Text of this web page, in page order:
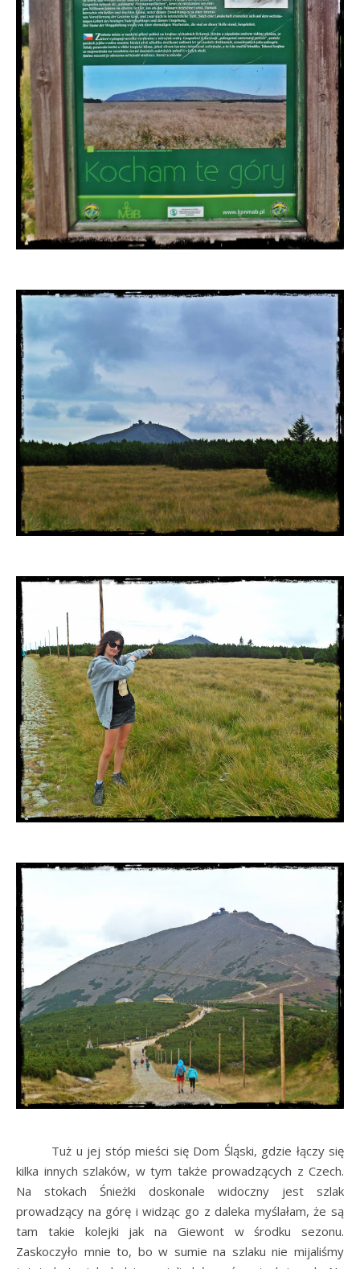
Tuż u jej stóp mieści się Dom Śląski, gdzie łączy się
kilka innych szlaków, w tym także prowadzących z Czech.
Na stokach Śnieżki doskonale widoczny jest szlak
prowadzący na górę i widząc go z daleka myślałam, że są
tam takie kolejki jak na Giewont w środku sezonu.
Zaskoczyło mnie to, bo w sumie na szlaku nie mijaliśmy